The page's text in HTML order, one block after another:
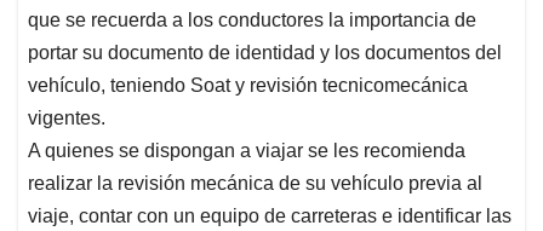
que se recuerda a los conductores la importancia de
portar su documento de identidad y los documentos del
vehículo, teniendo Soat y revisión tecnicomecánica
vigentes.
A quienes se dispongan a viajar se les recomienda
realizar la revisión mecánica de su vehículo previa al
viaje, contar con un equipo de carreteras e identificar las